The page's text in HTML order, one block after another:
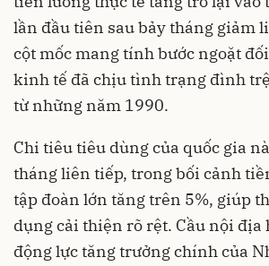
lần đầu tiên sau bảy tháng giảm
cột mốc mang tính bước ngoặt
kinh tế đã chịu tình trạng đình
từ những năm 1990.
Chi tiêu tiêu dùng của quốc gia
tháng liên tiếp, trong bối cảnh
tập đoàn lớn tăng trên 5%, giúp
dụng cải thiện rõ rệt. Cầu nội
động lực tăng trưởng chính của